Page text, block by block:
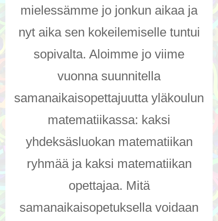
mielessämme jo jonkun aikaa ja
nyt aika sen kokeilemiselle tuntui
sopivalta. Aloimme jo viime
vuonna suunnitella
samanaikaisopettajuutta yläkoulun
matematiikassa: kaksi
yhdeksäsluokan matematiikan
ryhmää ja kaksi matematiikan
opettajaa. Mitä
samanaikaisopetuksella voidaan